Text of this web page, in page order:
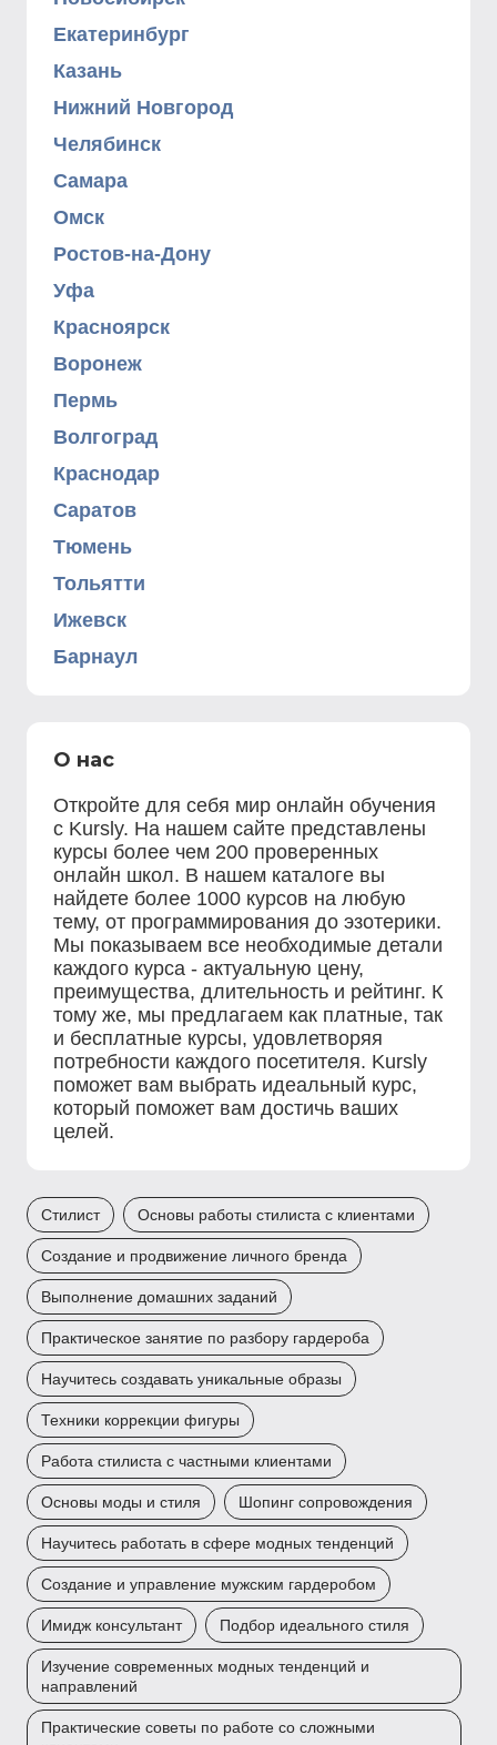
Екатеринбург
Казань
Нижний Новгород
Челябинск
Самара
Омск
Ростов-на-Дону
Уфа
Красноярск
Воронеж
Пермь
Волгоград
Краснодар
Саратов
Тюмень
Тольятти
Ижевск
Барнаул
О нас
Откройте для себя мир онлайн обучения
с Kursly. На нашем сайте представлены
курсы более чем 200 проверенных
онлайн школ. В нашем каталоге вы
найдете более 1000 курсов на любую
тему, от программирования до эзотерики.
Мы показываем все необходимые детали
каждого курса - актуальную цену,
преимущества, длительность и рейтинг. К
тому же, мы предлагаем как платные, так
и бесплатные курсы, удовлетворяя
потребности каждого посетителя. Kursly
поможет вам выбрать идеальный курс,
который поможет вам достичь ваших
целей.
Стилист Основы работы стилиста с клиентами
Создание и продвижение личного бренда
Выполнение домашних заданий
Практическое занятие по разбору гардероба
Научитесь создавать уникальные образы
Техники коррекции фигуры
Работа стилиста с частными клиентами
Основы моды и стиля Шопинг сопровождения
Научитесь работать в сфере модных тенденций
Создание и управление мужским гардеробом
Имидж консультант Подбор идеального стиля
Изучение современных модных тенденций и
направлений
Практические советы по работе со сложными